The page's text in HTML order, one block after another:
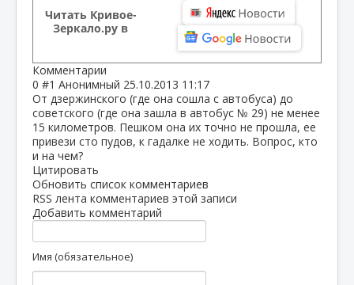
Читать Кривое-
Зеркало.ру в
Комментарии
0 #1 Анонимный 25.10.2013 11:17
От дзержинского (где она сошла с автобуса) до
советского (где она зашла в автобус № 29) не менее
15 километров. Пешком она их точно не прошла, ее
привези сто пудов, к гадалке не ходить. Вопрос, кто
и на чем?
Цитировать
Обновить список комментариев
RSS лента комментариев этой записи
Добавить комментарий
Имя (обязательное)